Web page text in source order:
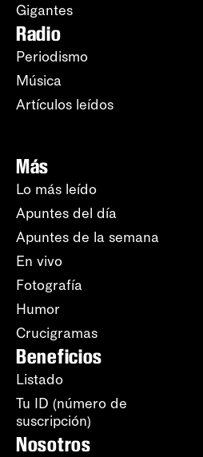
Gigantes
Radio
Periodismo
Música
Artículos leídos
Más
Lo más leído
Apuntes del día
Apuntes de la semana
En vivo
Fotografía
Humor
Crucigramas
Beneficios
Listado
Tu ID (número de
suscripción)
Nosotros